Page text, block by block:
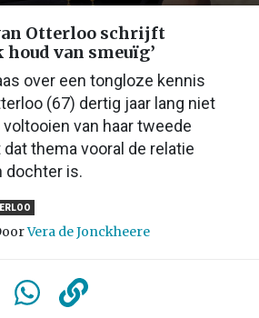
Otterloo schrijft
houd van smeuïg’
over een tongloze kennis
(67) dertig jaar lang niet
voltooien van haar tweede
dat thema vooral de relatie
dochter is.
Vera de Jonckheere